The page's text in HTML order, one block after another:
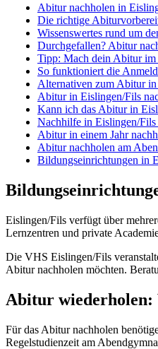
Abitur nachholen in
Die richtige
Wissenswertes rund um
Durchgefallen? Abitur
Tipp: Mach dein Abitur im
So funktioniert die
Alternativen zum Abitur
Abitur in Eislingen/Fils
Kann ich das Abitur in
Nachhilfe in Eislingen/
Abitur in einem Jahr
Abitur nachholen am
Bildungseinrichtungen in
Eislingen/Fils verfügt über
Lernzentren und private
Die VHS Eislingen/Fils
Abitur nachholen möchten.
Abitur wiederholen:
Für das Abitur nachholen
Regelstudienzeit am